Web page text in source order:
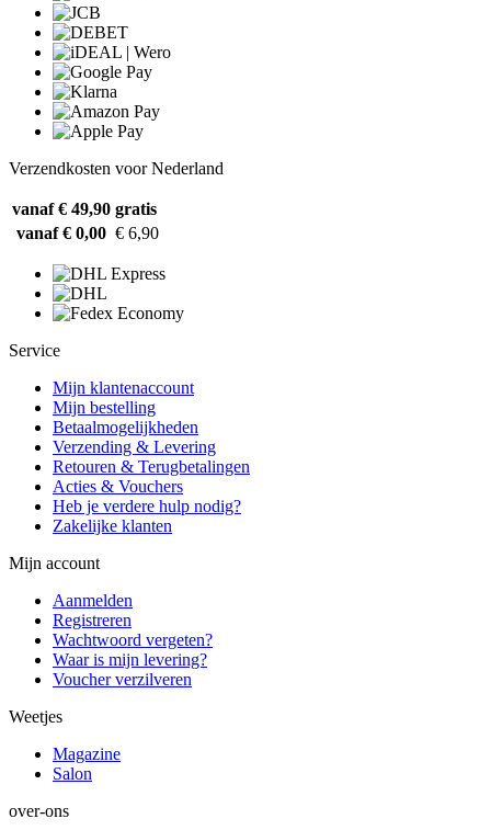
Verzendkosten voor Nederland
vanaf € 49,90 gratis
vanaf € 0,00 € 6,90
Service
Mijn klantenaccount
Mijn bestelling
Betaalmogelijkheden
Verzending & Levering
Retouren & Terugbetalingen
Acties & Vouchers
Heb je verdere hulp nodig?
Zakelijke klanten
Mijn account
Aanmelden
Registreren
Wachtwoord vergeten?
Waar is mijn levering?
Voucher verzilveren
Weetjes
Magazine
Salon
over-ons